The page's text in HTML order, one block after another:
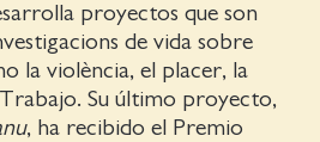
proyectos que son
de vida sobre
la violència, el placer, la
Su último proyecto,
, ha recibido el Premio